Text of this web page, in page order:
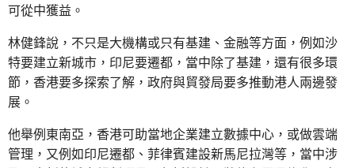
可從中獲益。
林健鋒說，不只是大機構或只有基建、金融等方面，例如沙
特要建立新城市，印尼要遷都，當中除了基建，還有很多環
節，香港要多探索了解，政府與貿發局要多推動港人兩邊發
展。
他舉例東南亞，香港可助當地企業建立數據中心，或做雲端
管理，又例如印尼遷都、菲律賓建設新馬尼拉灣等，當中涉